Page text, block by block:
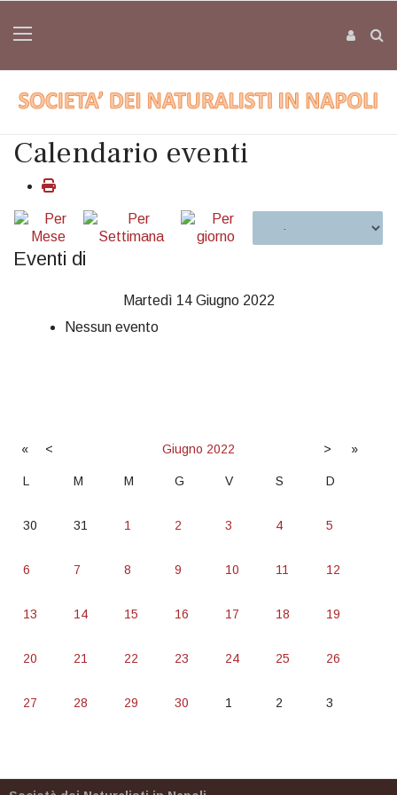
Calendario eventi
Eventi di
Martedì 14 Giugno 2022
Nessun evento
« < Giugno 2022 > »
L M M G V S D
30 31 1 2 3 4 5
6 7 8 9 10 11 12
13 14 15 16 17 18 19
20 21 22 23 24 25 26
27 28 29 30 1 2 3